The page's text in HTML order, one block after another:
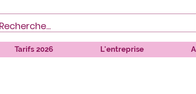
Tarifs 2026 L'entreprise